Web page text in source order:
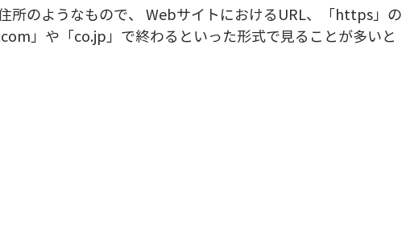
所のようなもので、
WebサイトにおけるURL、「https」の
」や「co.jp」で終わるといった形式で見ることが多いと